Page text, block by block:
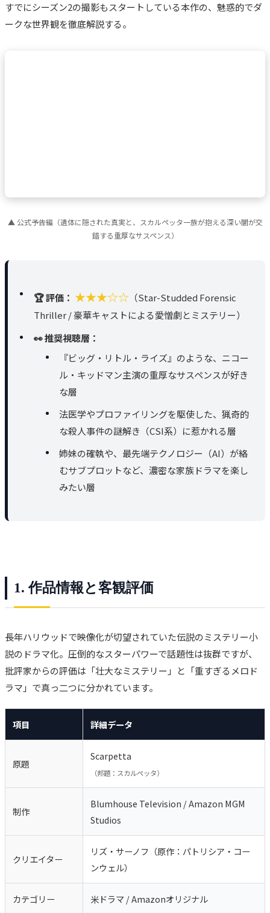
すでにシーズン2の撮影もスタートしている本作の、魅惑的でダ
ークな世界観を徹底解説する。
▲ 公式予告編（遺体に隠された真実と、スカルペッタ一族が抱える深い闇が交
錯する重厚なサスペンス）
🏆 評価： ★★★☆☆ （Star-Studded Forensic
Thriller / 豪華キャストによる愛憎劇とミステリー）
👀 推奨視聴層：
『ビッグ・リトル・ライズ』のような、ニコー
ル・キッドマン主演の重厚なサスペンスが好き
な層
法医学やプロファイリングを駆使した、猟奇的
な殺人事件の謎解き（CSI系）に惹かれる層
姉妹の確執や、最先端テクノロジー（AI）が絡
むサブプロットなど、濃密な家族ドラマを楽し
みたい層
1. 作品情報と客観評価
長年ハリウッドで映像化が切望されていた伝説のミステリー小
説のドラマ化。圧倒的なスターパワーで話題性は抜群ですが、
批評家からの評価は「壮大なミステリー」と「重すぎるメロド
ラマ」で真っ二つに分かれています。
項目 詳細データ
原題
Scarpetta
（邦題：スカルペッタ）
制作
Blumhouse Television / Amazon MGM
Studios
クリエイター
リズ・サーノフ（原作：パトリシア・コー
ンウェル）
カテゴリー 米ドラマ / Amazonオリジナル